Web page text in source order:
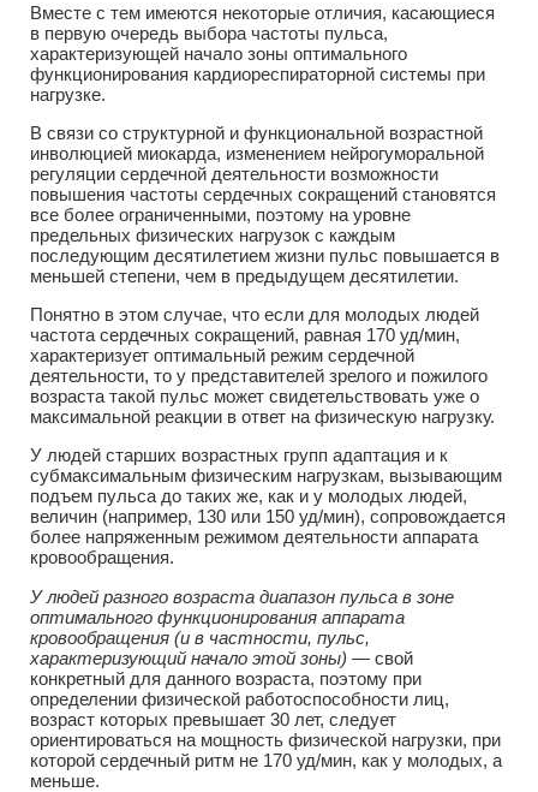
Вместе с тем имеются некоторые отличия, касающиеся
в первую очередь выбора частоты пульса,
характеризующей начало зоны оптимального
функционирования кардиореспираторной системы при
нагрузке.
В связи со структурной и функциональной возрастной
инволюцией миокарда, изменением нейрогуморальной
регуляции сердечной деятельности возможности
повышения частоты сердечных сокращений становятся
все более ограниченными, поэтому на уровне
предельных физических нагрузок с каждым
последующим десятилетием жизни пульс повышается в
меньшей степени, чем в предыдущем десятилетии.
Понятно в этом случае, что если для молодых людей
частота сердечных сокращений, равная 170 уд/мин,
характеризует оптимальный режим сердечной
деятельности, то у представителей зрелого и пожилого
возраста такой пульс может свидетельствовать уже о
максимальной реакции в ответ на физическую нагрузку.
У людей старших возрастных групп адаптация и к
субмаксимальным физическим нагрузкам, вызывающим
подъем пульса до таких же, как и у молодых людей,
величин (например, 130 или 150 уд/мин), сопровождается
более напряженным режимом деятельности аппарата
кровообращения.
У людей разного возраста диапазон пульса в зоне
оптимального функционирования аппарата
кровообращения (и в частности, пульс,
характеризующий начало этой зоны) — свой
конкретный для данного возраста, поэтому при
определении физической работоспособности лиц,
возраст которых превышает 30 лет, следует
ориентироваться на мощность физической нагрузки, при
которой сердечный ритм не 170 уд/мин, как у молодых, а
меньше.